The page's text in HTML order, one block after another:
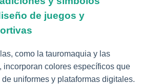
de juegos y
como la tauromaquia y las
incorporan colores específicos que
uniformes y plataformas digitales.